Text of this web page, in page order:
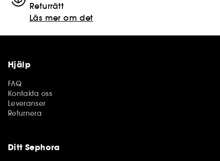
Returrätt
Läs mer om det
Hjälp
FAQ
Kontakta oss
Leveranser
Returnera
Ditt Sephora